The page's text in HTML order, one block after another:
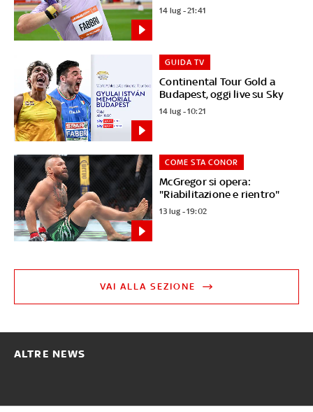
14 lug - 21:41
Continental Tour Gold a
Budapest, oggi live su Sky
GUIDA TV
14 lug - 10:21
McGregor si opera:
"Riabilitazione e rientro"
COME STA CONOR
13 lug - 19:02
VAI ALLA SEZIONE
ALTRE NEWS